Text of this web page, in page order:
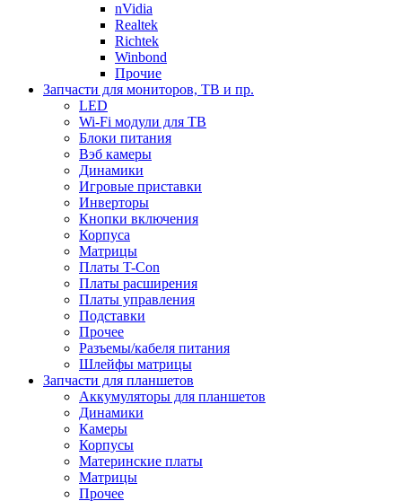
nVidia
Realtek
Richtek
Winbond
Прочие
Запчасти для мониторов, ТВ и пр.
LED
Wi-Fi модули для ТВ
Блоки питания
Вэб камеры
Динамики
Игровые приставки
Инверторы
Кнопки включения
Корпуса
Матрицы
Платы T-Con
Платы расширения
Платы управления
Подставки
Прочее
Разъемы/кабеля питания
Шлейфы матрицы
Запчасти для планшетов
Аккумуляторы для планшетов
Динамики
Камеры
Корпусы
Материнские платы
Матрицы
Прочее